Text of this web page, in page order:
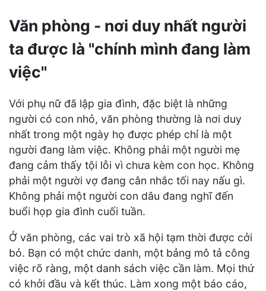
Văn phòng - nơi duy nhất người
ta được là "chính mình đang làm
việc"
Với phụ nữ đã lập gia đình, đặc biệt là những
người có con nhỏ, văn phòng thường là nơi duy
nhất trong một ngày họ được phép chỉ là một
người đang làm việc. Không phải một người mẹ
đang cảm thấy tội lỗi vì chưa kèm con học. Không
phải một người vợ đang cân nhắc tối nay nấu gì.
Không phải một người con dâu đang nghĩ đến
buổi họp gia đình cuối tuần.
Ở văn phòng, các vai trò xã hội tạm thời được cởi
bỏ. Bạn có một chức danh, một bảng mô tả công
việc rõ ràng, một danh sách việc cần làm. Mọi thứ
có khởi đầu và kết thúc. Làm xong một báo cáo,